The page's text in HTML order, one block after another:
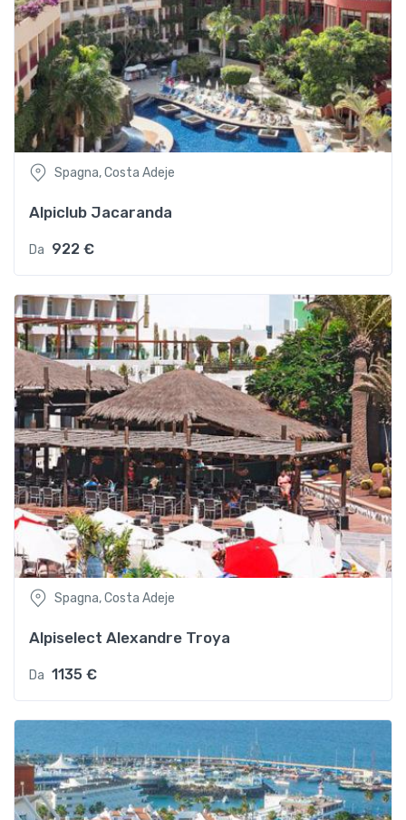
Spagna, Costa Adeje
Alpiclub Jacaranda
Da 922 €
Spagna, Costa Adeje
Alpiselect Alexandre Troya
Da 1135 €